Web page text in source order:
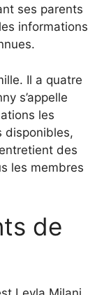
ses parents
informations
Il a quatre
s’appelle
les
disponibles,
des
les membres
de